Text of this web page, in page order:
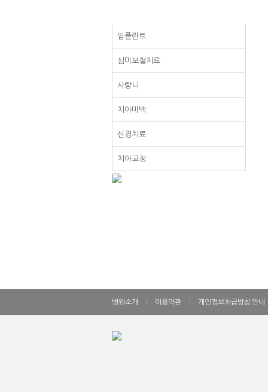
임플란트
심미보철치료
사랑니
치아미백
신경치료
치아교정
병원소개 | 이용약관 | 개인정보취급방침 안내